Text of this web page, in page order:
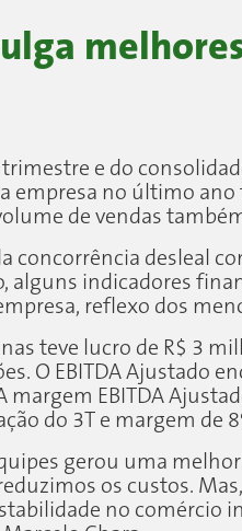
e do
empresa no último
de vendas
concorrência desleal
alguns indicadores
reflexo dos
teve lucro de R$ 3
O EBITDA Ajustado
margem EBITDA
do 3T e margem de
gerou uma
os custos.
no comércio